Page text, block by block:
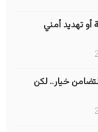
أو تهديد أمني
خيار.. لكن